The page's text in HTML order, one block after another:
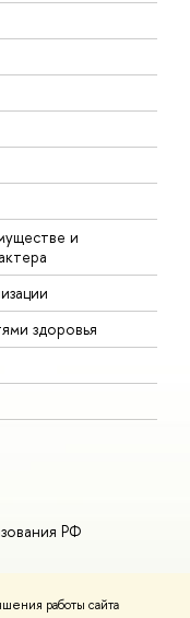
работы сайта
и
здоровья
РФ